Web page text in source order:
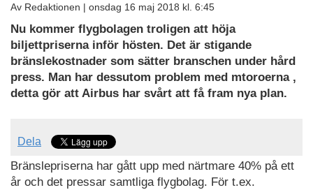
Av Redaktionen | onsdag 16 maj 2018 kl. 6:45
Nu kommer flygbolagen troligen att höja
biljettpriserna inför hösten. Det är stigande
bränslekostnader som sätter branschen under hård
press. Man har dessutom problem med mtoroerna ,
detta gör att Airbus har svårt att få fram nya plan.
Dela
Bränslepriserna har gått upp med närtmare 40% på ett
år och det pressar samtliga flygbolag. För t.ex.